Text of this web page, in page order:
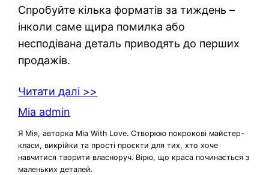
Спробуйте кілька форматів за тиждень –
інколи саме щира помилка або
несподівана деталь приводять до перших
продажів.
Читати далі >>
Mia admin
Я Мія, авторка Mia With Love. Створюю покрокові майстер-
класи, викрійки та прості проєкти для тих, хто хоче
навчитися творити власноруч. Вірю, що краса починається з
маленьких деталей.